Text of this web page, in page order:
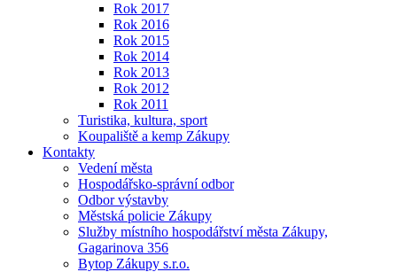
Rok 2017
Rok 2016
Rok 2015
Rok 2014
Rok 2013
Rok 2012
Rok 2011
Turistika, kultura, sport
Koupaliště a kemp Zákupy
Kontakty
Vedení města
Hospodářsko-správní odbor
Odbor výstavby
Městská policie Zákupy
Služby místního hospodářství města Zákupy,
Gagarinova 356
Bytop Zákupy s.r.o.